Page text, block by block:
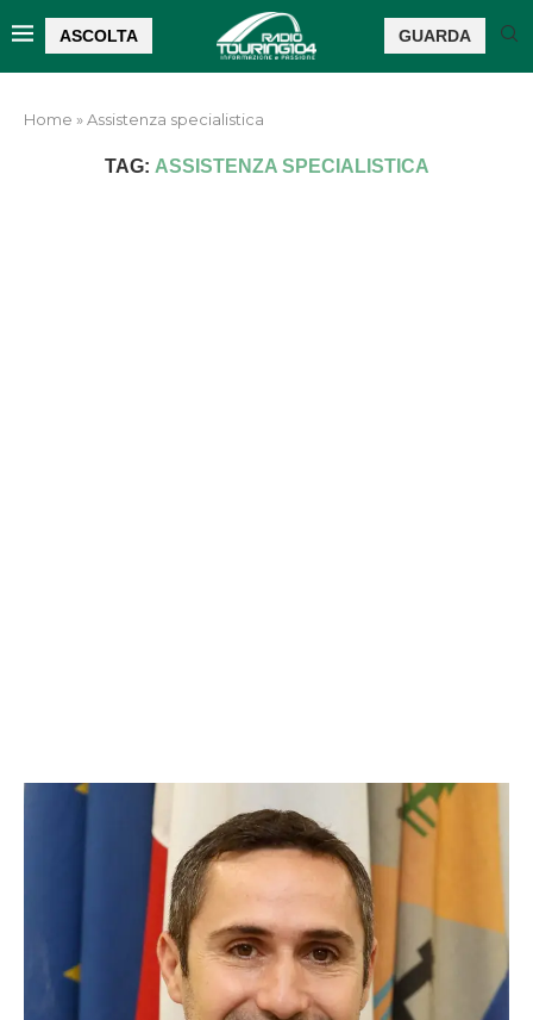
ASCOLTA GUARDA
Home »Assistenza specialistica
TAG: ASSISTENZA SPECIALISTICA